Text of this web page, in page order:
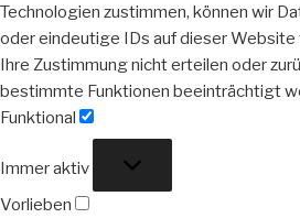
Technologien zustimmen, können wir
oder eindeutige IDs auf dieser Website
Ihre Zustimmung nicht erteilen oder
bestimmte Funktionen beeinträchtigt
Funktional
Immer aktiv
Vorlieben